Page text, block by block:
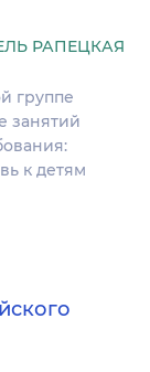
РАПЕЦКАЯ
группе
занятий
к детям